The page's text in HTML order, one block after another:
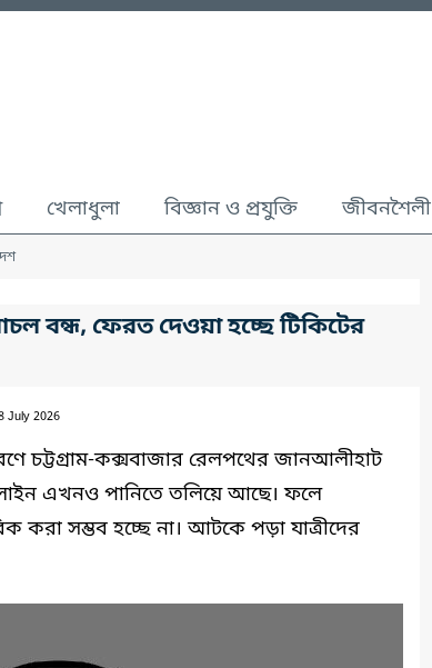
খেলাধুলা বিজ্ঞান ও প্রযুক্তি জীবনশৈলী
বন্ধ, ফেরত দেওয়া হচ্ছে টিকিটের
July 2026
চট্টগ্রাম-কক্সবাজার রেলপথের জানআলীহাট
এখনও পানিতে তলিয়ে আছে। ফলে
করা সম্ভব হচ্ছে না। আটকে পড়া যাত্রীদের